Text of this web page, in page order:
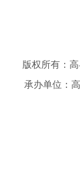
版权所有：
承办单位：